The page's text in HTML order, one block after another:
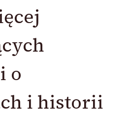
o
i historii